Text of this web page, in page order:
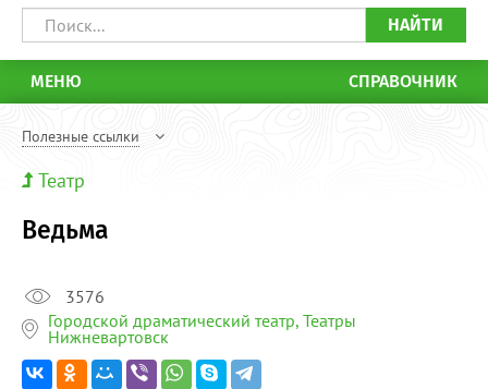
НАЙТИ
МЕНЮ СПРАВОЧНИК
Полезные ссылки
Театр
Ведьма
3576
Городской драматический театр, Театры
Нижневартовск